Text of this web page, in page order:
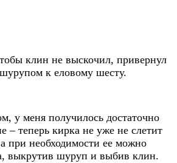
клин не выскочил, привернул
к еловому шесту.
у меня получилось достаточно
– теперь кирка не уже не слетит
при необходимости ее можно
выкрутив шуруп и выбив клин.